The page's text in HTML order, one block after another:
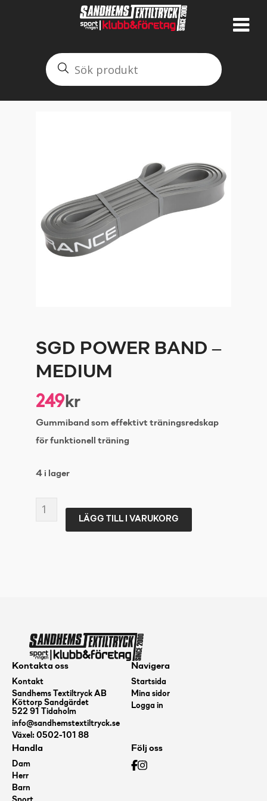
SGD POWER BAND –
MEDIUM
249kr
Gummiband som effektivt träningsredskap
för funktionell träning
4 i lager
SGD
LÄGG TILL I VARUKORG
Kontakta oss
Kontakt
Sandhems Textiltryck AB
Köttorp Sandgärdet
522 91 Tidaholm
info@sandhemstextiltryck.se
Växel: 0502-101 88
Navigera
Startsida
Mina sidor
Logga in
Handla
Dam
Herr
Barn
Följ oss